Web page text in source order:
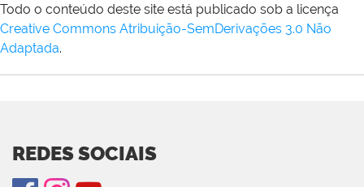
Todo o conteúdo deste site está publicado sob a licença
Creative Commons Atribuição-SemDerivações 3.0 Não
Adaptada.
REDES SOCIAIS